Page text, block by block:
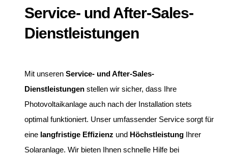
Service- und After-Sales-
Dienstleistungen
Mit unseren Service- und After-Sales-
Dienstleistungen stellen wir sicher, dass Ihre
Photovoltaikanlage auch nach der Installation stets
optimal funktioniert. Unser umfassender Service sorgt für
eine langfristige Effizienz und Höchstleistung Ihrer
Solaranlage. Wir bieten Ihnen schnelle Hilfe bei